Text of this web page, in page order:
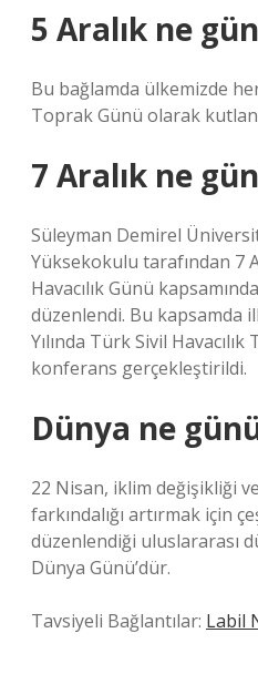
5 Aralık ne
Bu bağlamda ülkemizde
Toprak Günü olarak
7 Aralık ne
Süleyman Demirel
Yüksekokulu tarafından 7
Havacılık Günü
düzenlendi. Bu kapsamda
Yılında Türk Sivil Havacılık
konferans gerçekleştirildi.
Dünya ne
22 Nisan, iklim değişikliği
farkındalığı artırmak için
düzenlendiği uluslararası
Dünya Günü’dür.
Tavsiyeli Bağlantılar: Labil